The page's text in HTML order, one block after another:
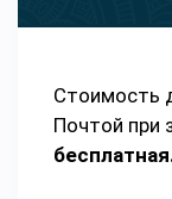
Стоимость
Почтой при